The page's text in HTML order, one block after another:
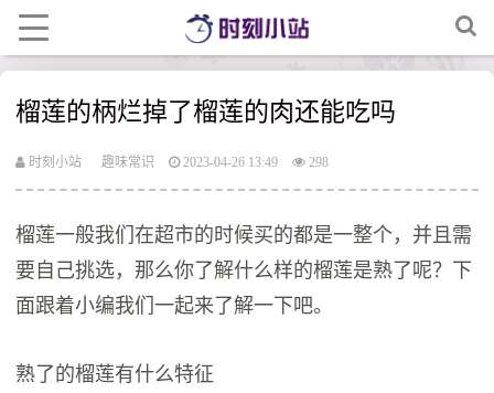
榴莲的柄烂掉了榴莲的肉还能吃吗
时刻小站 趣味常识 2023-04-26 13:49 298
榴莲一般我们在超市的时候买的都是一整个，并且需
要自己挑选，那么你了解什么样的榴莲是熟了呢？下
面跟着小编我们一起来了解一下吧。
熟了的榴莲有什么特征